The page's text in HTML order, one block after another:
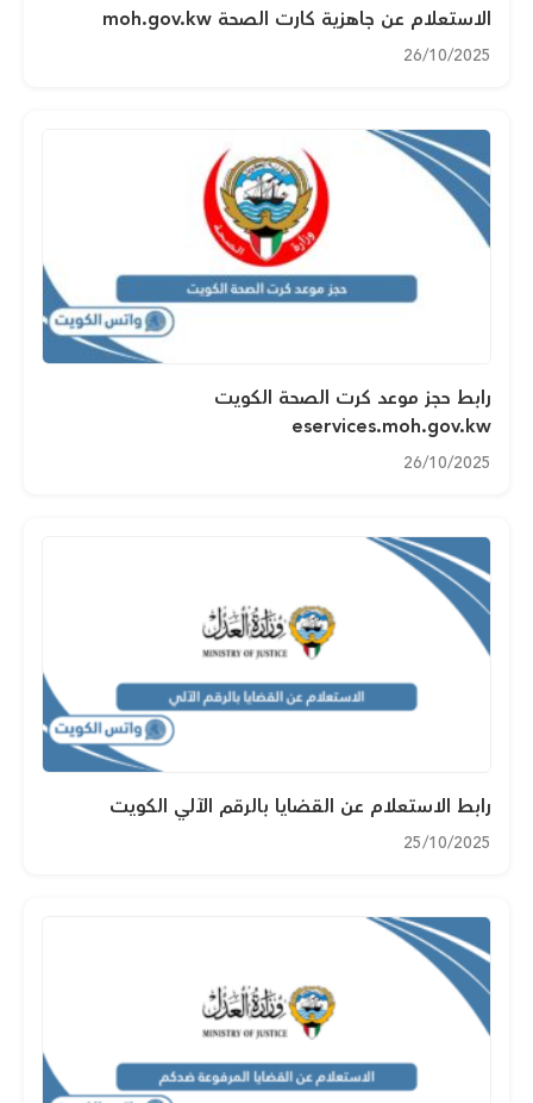
الاستعلام عن جاهزية كارت الصحة moh.gov.kw
26/10/2025
رابط حجز موعد كرت الصحة الكويت
eservices.moh.gov.kw
26/10/2025
رابط الاستعلام عن القضايا بالرقم الآلي الكويت
25/10/2025